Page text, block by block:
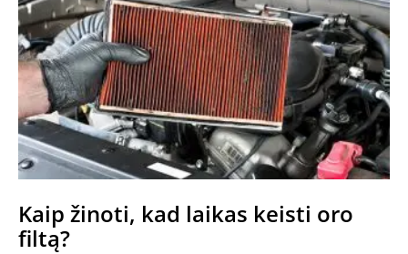
Kaip žinoti, kad laikas keisti oro
filtą?